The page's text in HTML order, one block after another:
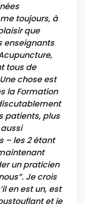
toujours, à
que
enseignants
tous de
chose est
la Formation
patients, plus
– les 2 étant
un praticien
Je crois
en est un, est
et je